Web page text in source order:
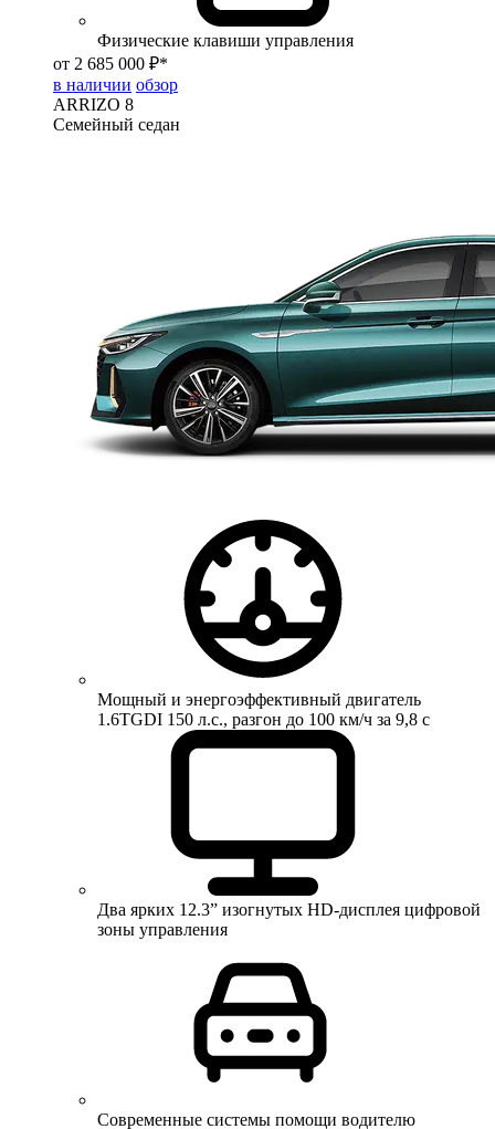
Физические клавиши управления
от 2 685 000 ₽*
в наличии обзор
ARRIZO 8
Семейный седан
Мощный и энергоэффективный двигатель
1.6TGDI 150 л.с., разгон до 100 км/ч за 9,8 с
Два ярких 12.3” изогнутых HD-дисплея цифровой
зоны управления
Современные системы помощи водителю